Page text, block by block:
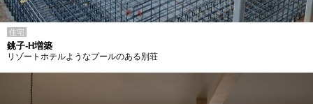
住宅
銚子-H増築
リゾートホテルようなプールのある別荘